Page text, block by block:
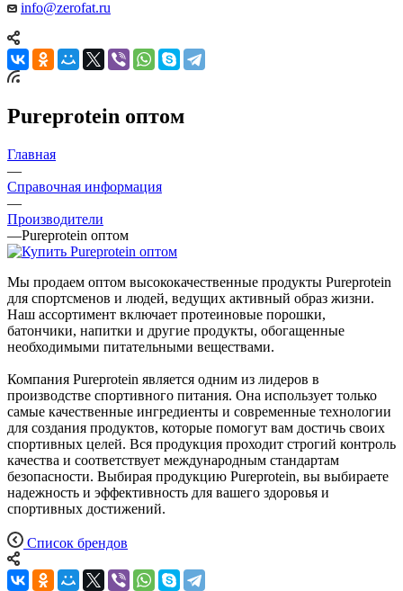
info@zerofat.ru
Pureprotein оптом
Главная
—
Справочная информация
—
Производители
—Pureprotein оптом
Мы продаем оптом высококачественные продукты Pureprotein
для спортсменов и людей, ведущих активный образ жизни.
Наш ассортимент включает протеиновые порошки,
батончики, напитки и другие продукты, обогащенные
необходимыми питательными веществами.
Компания Pureprotein является одним из лидеров в
производстве спортивного питания. Она использует только
самые качественные ингредиенты и современные технологии
для создания продуктов, которые помогут вам достичь своих
спортивных целей. Вся продукция проходит строгий контроль
качества и соответствует международным стандартам
безопасности. Выбирая продукцию Pureprotein, вы выбираете
надежность и эффективность для вашего здоровья и
спортивных достижений.
Список брендов